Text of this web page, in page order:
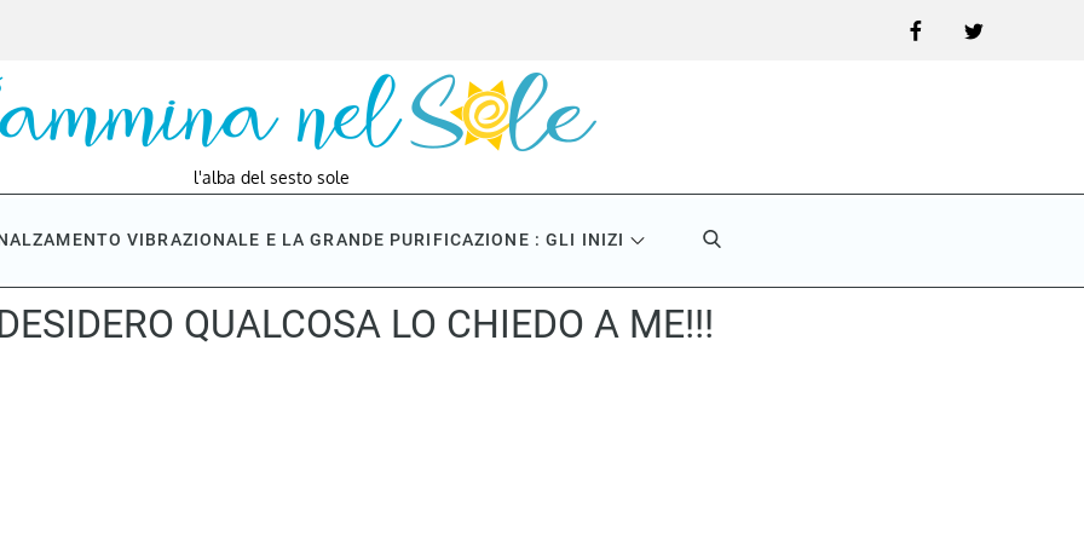
FacebookTwitter
l'alba del sesto sole
VIBRAZIONALE E LA GRANDE PURIFICAZIONE : GLI INIZI
QUALCOSA LO CHIEDO A ME!!!